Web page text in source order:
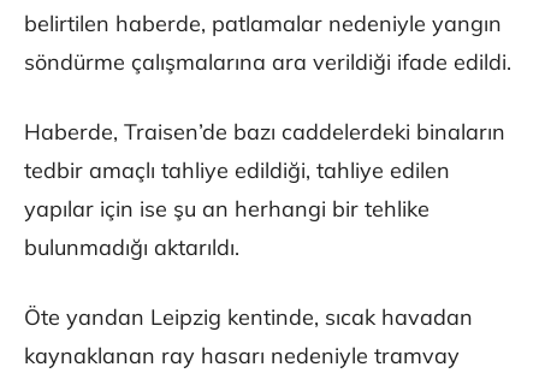
belirtilen haberde, patlamalar nedeniyle yangın
söndürme çalışmalarına ara verildiği ifade edildi.
Haberde, Traisen’de bazı caddelerdeki binaların
tedbir amaçlı tahliye edildiği, tahliye edilen
yapılar için ise şu an herhangi bir tehlike
bulunmadığı aktarıldı.
Öte yandan Leipzig kentinde, sıcak havadan
kaynaklanan ray hasarı nedeniyle tramvay